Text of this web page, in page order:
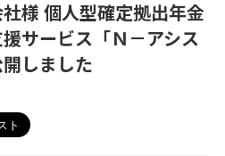
様 個人型確定拠出年金
サービス「Ｎ－アシス
しました